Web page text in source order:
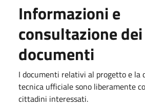
Informazioni e
consultazione dei
documenti
I documenti relativi al progetto e la
tecnica ufficiale sono liberamente
cittadini interessati.